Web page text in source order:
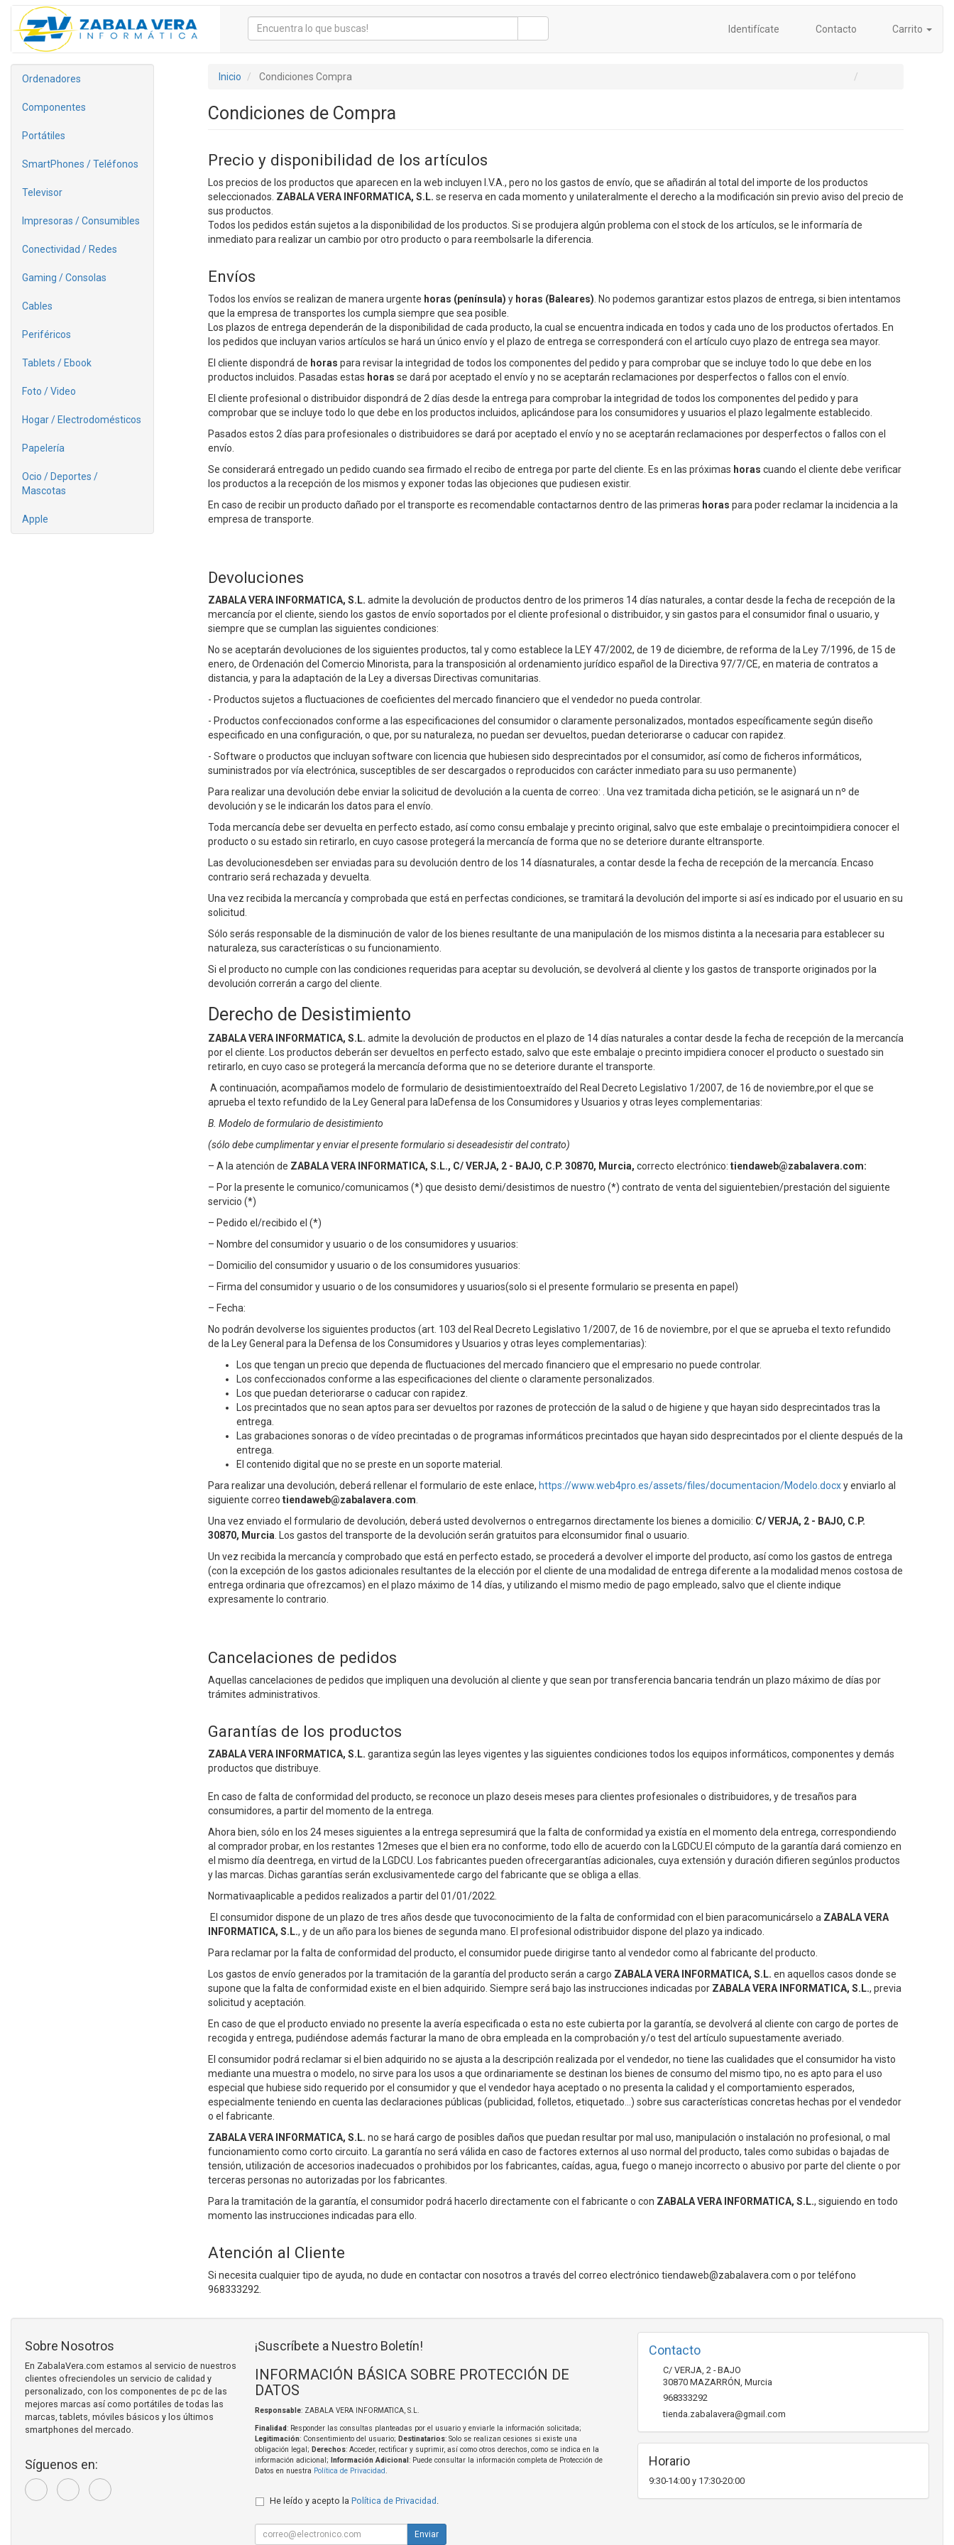
Identifícate Contacto Carrito
Ordenadores
Componentes
Portátiles
SmartPhones / Teléfonos
Televisor
Impresoras / Consumibles
Conectividad / Redes
Gaming / Consolas
Cables
Periféricos
Tablets / Ebook
Foto / Video
Hogar / Electrodomésticos
Papelería
Ocio / Deportes /
Mascotas
Apple
Inicio Condiciones Compra
Condiciones de Compra
Precio y disponibilidad de los artículos
Los precios de los productos que aparecen en la web incluyen I.V.A., pero no los gastos de envío, que se añadirán al total del importe de los productos
seleccionados. ZABALA VERA INFORMATICA, S.L. se reserva en cada momento y unilateralmente el derecho a la modificación sin previo aviso del precio de
sus productos.
Todos los pedidos están sujetos a la disponibilidad de los productos. Si se produjera algún problema con el stock de los artículos, se le informaría de
inmediato para realizar un cambio por otro producto o para reembolsarle la diferencia.
Envíos
Todos los envíos se realizan de manera urgente horas (península) y horas (Baleares) . No podemos garantizar estos plazos de entrega, si bien intentamos
que la empresa de transportes los cumpla siempre que sea posible.
Los plazos de entrega dependerán de la disponibilidad de cada producto, la cual se encuentra indicada en todos y cada uno de los productos ofertados. En
los pedidos que incluyan varios artículos se hará un único envío y el plazo de entrega se corresponderá con el artículo cuyo plazo de entrega sea mayor.
El cliente dispondrá de horas para revisar la integridad de todos los componentes del pedido y para comprobar que se incluye todo lo que debe en los
productos incluidos. Pasadas estas horas se dará por aceptado el envío y no se aceptarán reclamaciones por desperfectos o fallos con el envío.
El cliente profesional o distribuidor dispondrá de 2 días desde la entrega para comprobar la integridad de todos los componentes del pedido y para
comprobar que se incluye todo lo que debe en los productos incluidos, aplicándose para los consumidores y usuarios el plazo legalmente establecido.
Pasados estos 2 días para profesionales o distribuidores se dará por aceptado el envío y no se aceptarán reclamaciones por desperfectos o fallos con el
envío.
Se considerará entregado un pedido cuando sea firmado el recibo de entrega por parte del cliente. Es en las próximas horas cuando el cliente debe verificar
los productos a la recepción de los mismos y exponer todas las objeciones que pudiesen existir.
En caso de recibir un producto dañado por el transporte es recomendable contactarnos dentro de las primeras horas para poder reclamar la incidencia a la
empresa de transporte.
Devoluciones
ZABALA VERA INFORMATICA, S.L. admite la devolución de productos dentro de los primeros 14 días naturales, a contar desde la fecha de recepción de la
mercancía por el cliente, siendo los gastos de envío soportados por el cliente profesional o distribuidor, y sin gastos para el consumidor final o usuario, y
siempre que se cumplan las siguientes condiciones:
No se aceptarán devoluciones de los siguientes productos, tal y como establece la LEY 47/2002, de 19 de diciembre, de reforma de la Ley 7/1996, de 15 de
enero, de Ordenación del Comercio Minorista, para la transposición al ordenamiento jurídico español de la Directiva 97/7/CE, en materia de contratos a
distancia, y para la adaptación de la Ley a diversas Directivas comunitarias.
- Productos sujetos a fluctuaciones de coeficientes del mercado financiero que el vendedor no pueda controlar.
- Productos confeccionados conforme a las especificaciones del consumidor o claramente personalizados, montados específicamente según diseño
especificado en una configuración, o que, por su naturaleza, no puedan ser devueltos, puedan deteriorarse o caducar con rapidez.
- Software o productos que incluyan software con licencia que hubiesen sido desprecintados por el consumidor, así como de ficheros informáticos,
suministrados por vía electrónica, susceptibles de ser descargados o reproducidos con carácter inmediato para su uso permanente)
Para realizar una devolución debe enviar la solicitud de devolución a la cuenta de correo:
. Una vez tramitada dicha petición, se le asignará un nº de
devolución y se le indicarán los datos para el envío.
Toda mercancía debe ser devuelta en perfecto estado, así como consu embalaje y precinto original, salvo que este embalaje o precintoimpidiera conocer el
producto o su estado sin retirarlo, en cuyo casose protegerá la mercancía de forma que no se deteriore durante eltransporte.
Las devolucionesdeben ser enviadas para su devolución dentro de los 14 díasnaturales, a contar desde la fecha de recepción de la mercancía. Encaso
contrario será rechazada y devuelta.
Una vez recibida la mercancía y comprobada que está en perfectas condiciones, se tramitará la devolución del importe si así es indicado por el usuario en su
solicitud.
Sólo serás responsable de la disminución de valor de los bienes resultante de una manipulación de los mismos distinta a la necesaria para establecer su
naturaleza, sus características o su funcionamiento.
Si el producto no cumple con las condiciones requeridas para aceptar su devolución, se devolverá al cliente y los gastos de transporte originados por la
devolución correrán a cargo del cliente.
Derecho de Desistimiento
ZABALA VERA INFORMATICA, S.L. admite la devolución de productos en el plazo de 14 días naturales a contar desde la fecha de recepción de la mercancía
por el cliente. Los productos deberán ser devueltos en perfecto estado, salvo que este embalaje o precinto impidiera conocer el producto o suestado sin
retirarlo, en cuyo caso se protegerá la mercancía deforma que no se deteriore durante el transporte.
A continuación, acompañamos modelo de formulario de desistimientoextraído del Real Decreto Legislativo 1/2007, de 16 de noviembre,por el que se
aprueba el texto refundido de la Ley General para laDefensa de los Consumidores y Usuarios y otras leyes complementarias:
B. Modelo de formulario de desistimiento
(sólo debe cumplimentar y enviar el presente formulario si deseadesistir del contrato)
– A la atención de ZABALA VERA INFORMATICA, S.L., C/ VERJA, 2 - BAJO, C.P. 30870, Murcia, correcto electrónico: tiendaweb@zabalavera.com:
– Por la presente le comunico/comunicamos (*) que desisto demi/desistimos de nuestro (*) contrato de venta del siguientebien/prestación del siguiente
servicio (*)
– Pedido el/recibido el (*)
– Nombre del consumidor y usuario o de los consumidores y usuarios:
– Domicilio del consumidor y usuario o de los consumidores yusuarios:
– Firma del consumidor y usuario o de los consumidores y usuarios(solo si el presente formulario se presenta en papel)
– Fecha:
No podrán devolverse los siguientes productos (art. 103 del Real Decreto Legislativo 1/2007, de 16 de noviembre, por el que se aprueba el texto refundido
de la Ley General para la Defensa de los Consumidores y Usuarios y otras leyes complementarias):
Los que tengan un precio que dependa de fluctuaciones del mercado financiero que el empresario no puede controlar.
Los confeccionados conforme a las especificaciones del cliente o claramente personalizados.
Los que puedan deteriorarse o caducar con rapidez.
Los precintados que no sean aptos para ser devueltos por razones de protección de la salud o de higiene y que hayan sido desprecintados tras la
entrega.
Las grabaciones sonoras o de vídeo precintadas o de programas informáticos precintados que hayan sido desprecintados por el cliente después de la
entrega.
El contenido digital que no se preste en un soporte material.
Para realizar una devolución, deberá rellenar el formulario de este enlace, https://www.web4pro.es/assets/files/documentacion/Modelo.docxy enviarlo al
siguiente correo tiendaweb@zabalavera.com
Una vez enviado el formulario de devolución, deberá usted devolvernos o entregarnos directamente los bienes a domicilio: C/ VERJA, 2 - BAJO, C.P.
30870, Murcia
Los gastos del transporte de la devolución serán gratuitos para elconsumidor final o usuario.
Un vez recibida la mercancía y comprobado que está en perfecto estado, se procederá a devolver el importe del producto, así como los gastos de entrega
(con la excepción de los gastos adicionales resultantes de la elección por el cliente de una modalidad de entrega diferente a la modalidad menos costosa de
entrega ordinaria que ofrezcamos) en el plazo máximo de 14 días, y utilizando el mismo medio de pago empleado, salvo que el cliente indique
expresamente lo contrario.
Cancelaciones de pedidos
Aquellas cancelaciones de pedidos que impliquen una devolución al cliente y que sean por transferencia bancaria tendrán un plazo máximo de días por
trámites administrativos.
Garantías de los productos
ZABALA VERA INFORMATICA, S.L. garantiza según las leyes vigentes y las siguientes condiciones todos los equipos informáticos, componentes y demás
productos que distribuye.
En caso de falta de conformidad del producto, se reconoce un plazo deseis meses para clientes profesionales o distribuidores, y de tresaños para
consumidores, a partir del momento de la entrega.
Ahora bien, sólo en los 24 meses siguientes a la entrega sepresumirá que la falta de conformidad ya existía en el momento dela entrega, correspondiendo
al comprador probar, en los restantes 12meses que el bien era no conforme, todo ello de acuerdo con la LGDCU.El cómputo de la garantía dará comienzo en
el mismo día deentrega, en virtud de la LGDCU. Los fabricantes pueden ofrecergarantías adicionales, cuya extensión y duración difieren segúnlos productos
y las marcas. Dichas garantías serán exclusivamentede cargo del fabricante que se obliga a ellas.
Normativaaplicable a pedidos realizados a partir del 01/01/2022.
El consumidor dispone de un plazo de tres años desde que tuvoconocimiento de la falta de conformidad con el bien paracomunicárselo a ZABALA VERA
INFORMATICA, S.L., y de un año para los bienes de segunda mano. El profesional odistribuidor dispone del plazo ya indicado.
Para reclamar por la falta de conformidad del producto, el consumidor puede dirigirse tanto al vendedor como al fabricante del producto.
Los gastos de envío generados por la tramitación de la garantía del producto serán a cargo ZABALA VERA INFORMATICA, S.L. en aquellos casos donde se
supone que la falta de conformidad existe en el bien adquirido. Siempre será bajo las instrucciones indicadas por ZABALA VERA INFORMATICA, S.L., previa
solicitud y aceptación.
En caso de que el producto enviado no presente la avería especificada o esta no este cubierta por la garantía, se devolverá al cliente con cargo de portes de
recogida y entrega, pudiéndose además facturar la mano de obra empleada en la comprobación y/o test del artículo supuestamente averiado.
El consumidor podrá reclamar si el bien adquirido no se ajusta a la descripción realizada por el vendedor, no tiene las cualidades que el consumidor ha visto
mediante una muestra o modelo, no sirve para los usos a que ordinariamente se destinan los bienes de consumo del mismo tipo, no es apto para el uso
especial que hubiese sido requerido por el consumidor y que el vendedor haya aceptado o no presenta la calidad y el comportamiento esperados,
especialmente teniendo en cuenta las declaraciones públicas (publicidad, folletos, etiquetado...) sobre sus características concretas hechas por el vendedor
o el fabricante.
ZABALA VERA INFORMATICA, S.L. no se hará cargo de posibles daños que puedan resultar por mal uso, manipulación o instalación no profesional, o mal
funcionamiento como corto circuito. La garantía no será válida en caso de factores externos al uso normal del producto, tales como subidas o bajadas de
tensión, utilización de accesorios inadecuados o prohibidos por los fabricantes, caídas, agua, fuego o manejo incorrecto o abusivo por parte del cliente o por
terceras personas no autorizadas por los fabricantes.
Para la tramitación de la garantía, el consumidor podrá hacerlo directamente con el fabricante o con ZABALA VERA INFORMATICA, S.L., siguiendo en todo
momento las instrucciones indicadas para ello.
Atención al Cliente
Si necesita cualquier tipo de ayuda, no dude en contactar con nosotros a través del correo electrónico tiendaweb@zabalavera.com o por teléfono
968333292.
Sobre Nosotros
En ZabalaVera.com estamos al servicio de nuestros
clientes ofreciendoles un servicio de calidad y
personalizado, con los componentes de pc de las
mejores marcas así como portátiles de todas las
marcas, tablets, móviles básicos y los últimos
smartphones del mercado.
Síguenos en:
¡Suscríbete a Nuestro Boletín!
INFORMACIÓN BÁSICA SOBRE PROTECCIÓN DE
DATOS
Responsable: ZABALA VERA INFORMATICA, S.L.
Finalidad: Responder las consultas planteadas por el usuario y enviarle la información solicitada;
Legitimación: Consentimiento del usuario; Destinatarios: Solo se realizan cesiones si existe una
obligación legal; Derechos: Acceder, rectificar y suprimir, así como otros derechos, como se indica en la
información adicional;
Información Adicional : Puede consultar la información completa de Protección de
Datos en nuestra Política de Privacidad
He leído y acepto la Política de Privacidad .
Enviar
Contacto
C/ VERJA, 2 - BAJO
30870 MAZARRÓN, Murcia
968333292
tienda.zabalavera@gmail.com
Horario
9:30-14:00 y 17:30-20:00